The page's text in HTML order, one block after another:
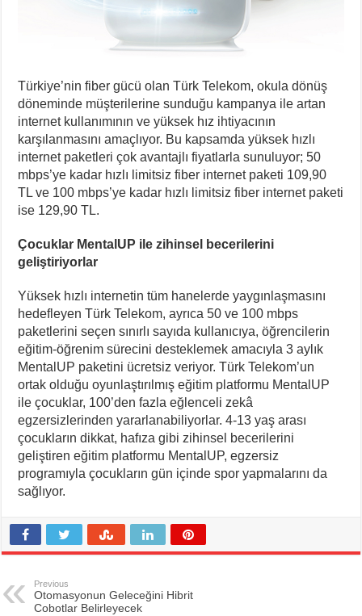
Türkiye’nin fiber gücü olan Türk Telekom, okula dönüş
döneminde müşterilerine sunduğu kampanya ile artan
internet kullanımının ve yüksek hız ihtiyacının
karşılanmasını amaçlıyor. Bu kapsamda yüksek hızlı
internet paketleri çok avantajlı fiyatlarla sunuluyor; 50
mbps’ye kadar hızlı limitsiz fiber internet paketi 109,90
TL ve 100 mbps’ye kadar hızlı limitsiz fiber internet paketi
ise 129,90 TL.
Çocuklar MentalUP ile zihinsel becerilerini
geliştiriyorlar
Yüksek hızlı internetin tüm hanelerde yaygınlaşmasını
hedefleyen Türk Telekom, ayrıca 50 ve 100 mbps
paketlerini seçen sınırlı sayıda kullanıcıya, öğrencilerin
eğitim-öğrenim sürecini desteklemek amacıyla 3 aylık
MentalUP paketini ücretsiz veriyor. Türk Telekom’un
ortak olduğu oyunlaştırılmış eğitim platformu MentalUP
ile çocuklar, 100’den fazla eğlenceli zekâ
egzersizlerinden yararlanabiliyorlar. 4-13 yaş arası
çocukların dikkat, hafıza gibi zihinsel becerilerini
geliştiren eğitim platformu MentalUP, egzersiz
programıyla çocukların gün içinde spor yapmalarını da
sağlıyor.
Previous
Otomasyonun Geleceğini Hibrit
Cobotlar Belirleyecek